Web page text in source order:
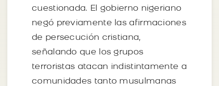
cuestionada. El gobierno nigeriano
negó previamente las afirmaciones
de persecución cristiana,
señalando que los grupos
terroristas atacan indistintamente a
comunidades tanto musulmanas